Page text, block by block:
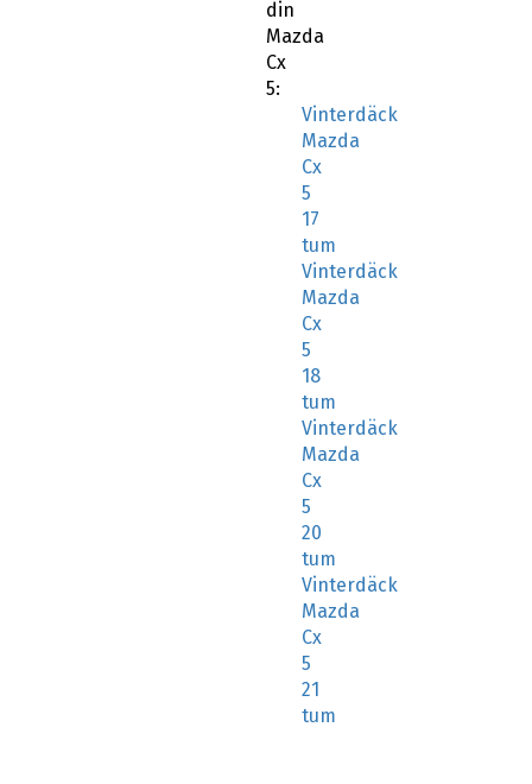
din
Mazda
Cx
5:
Vinterdäck
Mazda
Cx
5
17
tum
Vinterdäck
Mazda
Cx
5
18
tum
Vinterdäck
Mazda
Cx
5
20
tum
Vinterdäck
Mazda
Cx
5
21
tum